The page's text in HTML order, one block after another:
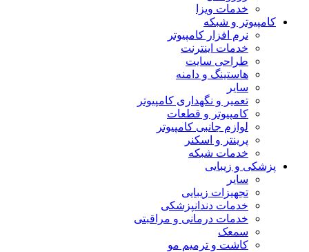
خدمات ویزا
کامپیوتر و شبکه
نرم افزار کامپیوتر
خدمات اینترنت
طراحی سایت
هاستینگ و دامنه
سایر
تعمیر و نگهداری کامپیوتر
کامپیوتر و قطعات
لوازم جانبی کامپیوتر
پرینتر و اسکنر
خدمات شبکه
پزشکی و زیبایی
سایر
تجهیزات زیبایی
خدمات دندانپزشکی
خدمات درمانی و مراقبتی
سمعک
کاشت و ترمیم مو